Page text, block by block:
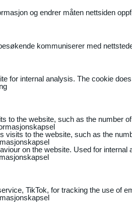
og endrer måten nettsiden
kommuniserer med
for internal analysis. The cookie
to the website, such as the number
visits to the website, such as the
on the website. Used for internal
TikTok, for tracking the use of